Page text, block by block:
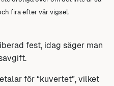
fira efter vår vigsel.
fest, idag säger man
för “kuvertet”, vilket